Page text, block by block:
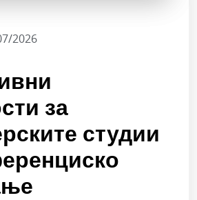
2026
за
студии